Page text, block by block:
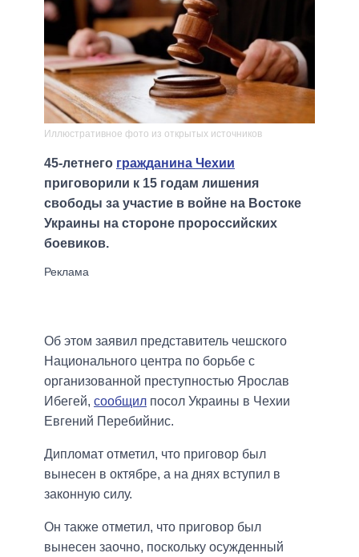
Иллюстративное фото из открытых источников
45-летнего гражданина Чехии
приговорили к 15 годам лишения
свободы за участие в войне на Востоке
Украины на стороне пророссийских
боевиков.
Об этом заявил представитель чешского
Национального центра по борьбе с
организованной преступностью Ярослав
Ибегей, сообщил посол Украины в Чехии
Евгений Перебийнис.
Дипломат отметил, что приговор был
вынесен в октябре, а на днях вступил в
законную силу.
Он также отметил, что приговор был
вынесен заочно, поскольку осужденный